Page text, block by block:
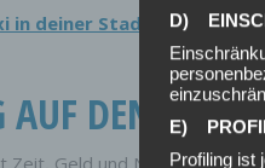
in deiner Stadt und spare
DEN
D)
E)
Profiling ist